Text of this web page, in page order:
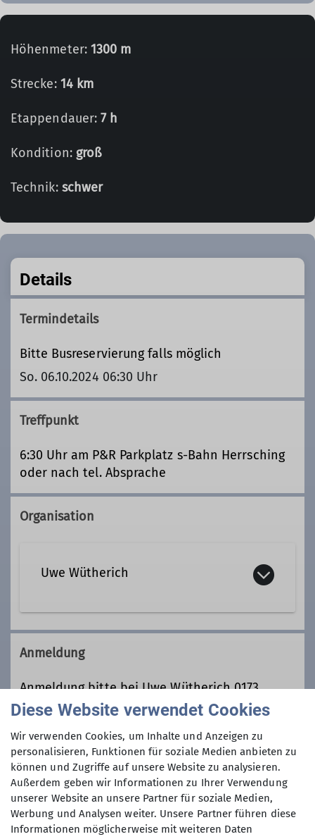
Höhenmeter: 1300 m
Strecke: 14 km
Etappendauer:7 h
Kondition: groß
Technik: schwer
Details
Termindetails
Bitte Busreservierung falls möglich
So. 06.10.2024 06:30 Uhr
Treffpunkt
6:30 Uhr am P&R Parkplatz s-Bahn Herrsching
oder nach tel. Absprache
Organisation
Uwe Wütherich
Kontakt aufnehmen
Qualifikationen
Trainer*in C Bergsteigen
Ämter
Anmeldung
Anmeldung bitte bei Uwe Wütherich 0173
6610163
Anmeldung bis
22.09.2024
Diese Website verwendet Cookies
Wir verwenden Cookies, um Inhalte und Anzeigen zu
personalisieren, Funktionen für soziale Medien anbieten zu
können und Zugriffe auf unsere Website zu analysieren.
Außerdem geben wir Informationen zu Ihrer Verwendung
unserer Website an unsere Partner für soziale Medien,
Werbung und Analysen weiter. Unsere Partner führen diese
Informationen möglicherweise mit weiteren Daten